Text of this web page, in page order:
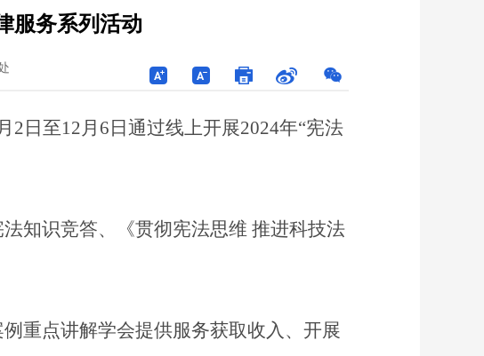
服务系列活动
日至12月6日通过线上开展2024年“宪法
知识竞答、《贯彻宪法思维 推进科技法
重点讲解学会提供服务获取收入、开展